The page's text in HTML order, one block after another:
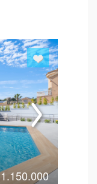
1.150.000